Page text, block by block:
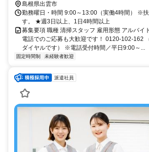
島根県出雲市
勤務曜日・時間 9:00～13:00（実働4時間） ※
す。 ★週3日以上、1日4時間以上
募集要項 職種 清掃スタッフ 雇用形態 アルバイ
電話でのご応募も大歓迎です！ 0120-102-162
ダイヤルです） ※電話受付時間／平日9:00～...
固定時間制 未経験者歓迎
派遣社員